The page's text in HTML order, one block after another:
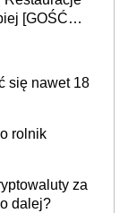
[GOŚĆ
się nawet 18
rolnik
za
dalej?